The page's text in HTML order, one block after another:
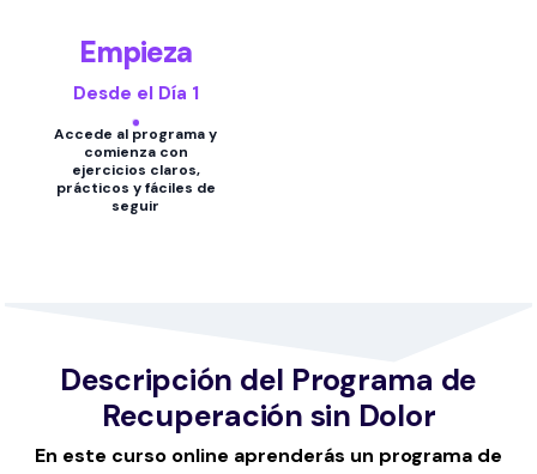
Empieza
Desde el Día 1
Accede al programa y
comienza con
ejercicios claros,
prácticos y fáciles de
seguir
Descripción del Programa de
Recuperación sin Dolor
En este curso online aprenderás un programa de